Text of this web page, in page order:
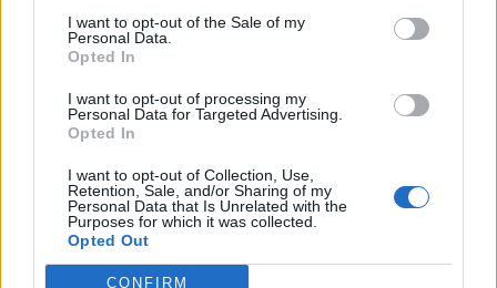
I want to opt-out of the Sale of my
Personal Data.
Opted In
I want to opt-out of processing my
Personal Data for Targeted Advertising.
Opted In
I want to opt-out of Collection, Use,
Retention, Sale, and/or Sharing of my
Personal Data that Is Unrelated with the
Purposes for which it was collected.
Opted Out
CONFIRM
Σήμερα, ηΆλις Κόουτσμανθεωρείται μία από τις
σημαντικότερες μορφές στην ιστορία του
αθλητισμού και σύμβολο αντίστασης απέναντι
στις κοινωνικές διακρίσεις. Το κληροδότημά της
κατακτιέται αυτό που για άλλους είναι δεδομένο.